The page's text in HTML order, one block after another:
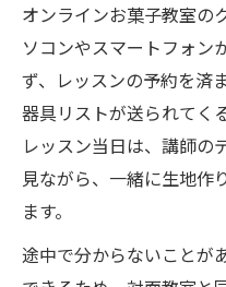
オンラインお菓子教室の
ソコンやスマートフォン
ず、レッスンの予約を済
器具リストが送られてく
レッスン当日は、講師の
見ながら、一緒に生地作
ます。
途中で分からないことが